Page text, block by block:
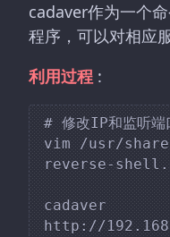
cadaver作为一个
程序，可以对相应
利用过程 :
# 修改IP和监听端
vim /usr/
reverse-
cadaver
http://